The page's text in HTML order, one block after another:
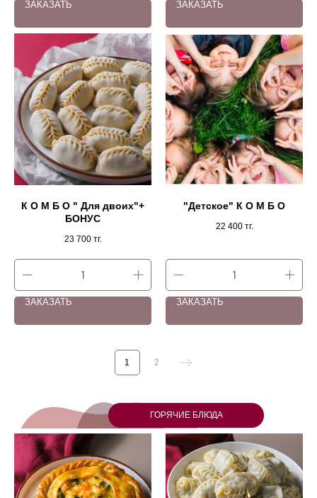
ЗАКАЗАТЬ ЗАКАЗАТЬ
К О М Б О " Для двоих"+
БОНУС
23 700 тг.
ЗАКАЗАТЬ
"Детское" К О М Б О
22 400 тг.
ЗАКАЗАТЬ
1 2
ГОРЯЧИЕ БЛЮДА